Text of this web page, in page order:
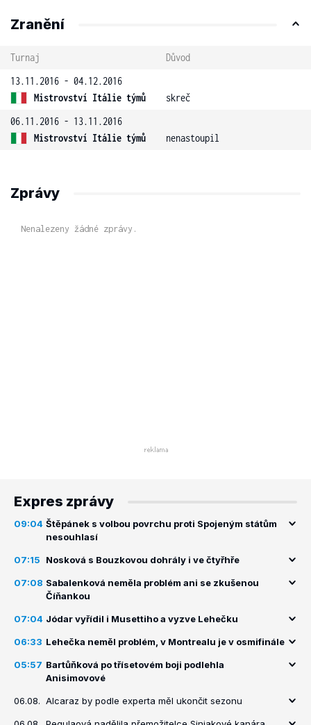
Zranění
Turnaj
Důvod
13.11.2016 - 04.12.2016
Mistrovství Itálie týmů
skreč
06.11.2016 - 13.11.2016
Mistrovství Itálie týmů
nenastoupil
Zprávy
Nenalezeny žádné zprávy.
Expres zprávy
09:04 Štěpánek s volbou povrchu proti Spojeným státům
nesouhlasí
07:15 Nosková s Bouzkovou dohrály i ve čtyřhře
07:08 Sabalenková neměla problém ani se zkušenou
Číňankou
07:04 Jódar vyřídil i Musettiho a vyzve Lehečku
06:33 Lehečka neměl problém, v Montrealu je v osmifinále
05:57 Bartůňková po třísetovém boji podlehla
Anisimovové
06.08. Alcaraz by podle experta měl ukončit sezonu